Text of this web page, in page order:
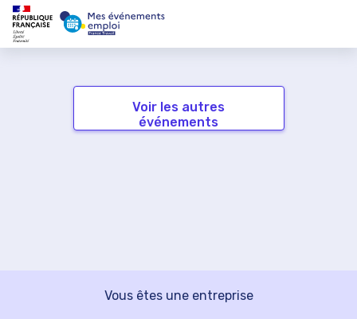
Voir les autres
événements
Vous êtes une entreprise